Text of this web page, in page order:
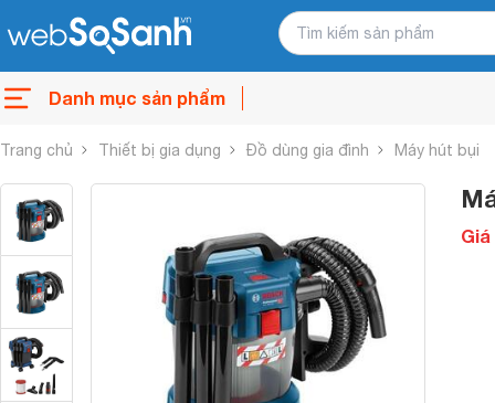
Danh mục sản phẩm
Trang chủ Thiết bị gia dụng Đồ dùng gia đình Máy hút bụi
Giá